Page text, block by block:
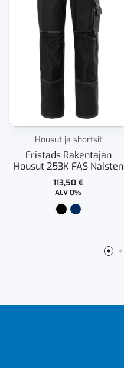
Housut ja shortsit
Fristads Rakentajan
Housut 253K FAS Naisten
113,50 €
ALV 0%